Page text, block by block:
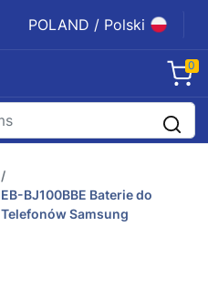
POLAND / Polski
0
EB-BJ100BBE Baterie do
Telefonów Samsung